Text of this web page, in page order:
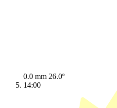
0.0 mm 26.0º
14:00